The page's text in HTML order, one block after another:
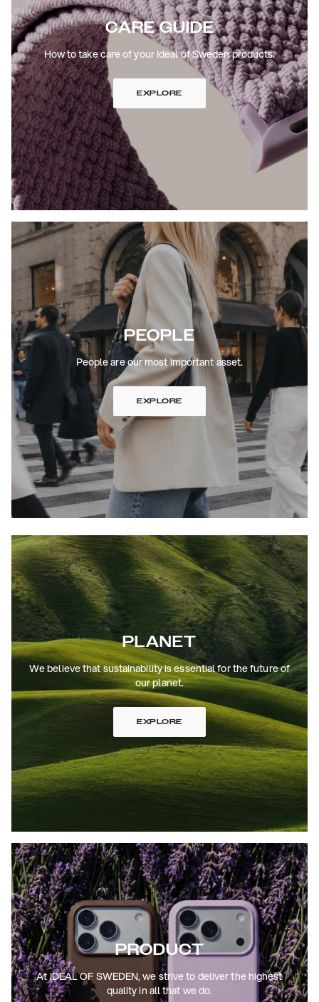
CARE GUIDE
How to take care of your Ideal of Sweden products.
EXPLORE
PEOPLE
People are our most important asset.
EXPLORE
PLANET
We believe that sustainability is essential for the future of
our planet.
EXPLORE
PRODUCT
At IDEAL OF SWEDEN, we strive to deliver the highest
quality in all that we do.